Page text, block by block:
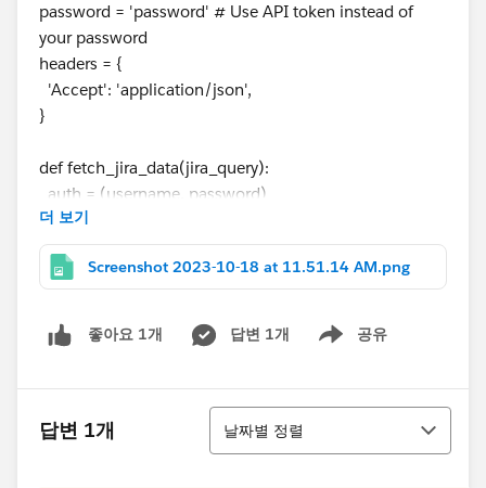
password = 'password' # Use API token instead of
your password
headers = {
'Accept': 'application/json',
}
def fetch_jira_data(jira_query):
auth = (username, password)
response = requests.get(f'{jira_url}/{jira_query}',
headers=headers, auth=auth)
data = response.json()
return data
print(f'Failed to fetch data. Status code:
{response.status_code}')
더 보기
Screenshot 2023-10-18 at 11.51.14 AM.png
좋아요 1개 답변 1개 공유
Show menu
답변 1개
정렬
날짜별 정렬